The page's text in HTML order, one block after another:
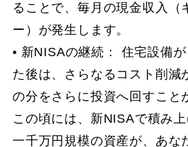
ることで、毎月の現金収入（
ー）が発生します。
• 新NISAの継続： 住宅設備
た後は、さらなるコスト削減
の分をさらに投資へ回すこと
この頃には、新NISAで積み
一千万円規模の資産が、あな